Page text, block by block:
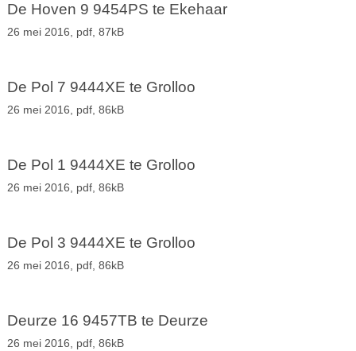
De Hoven 9 9454PS te Ekehaar
26 mei 2016, pdf, 87kB
De Pol 7 9444XE te Grolloo
26 mei 2016, pdf, 86kB
De Pol 1 9444XE te Grolloo
26 mei 2016, pdf, 86kB
De Pol 3 9444XE te Grolloo
26 mei 2016, pdf, 86kB
Deurze 16 9457TB te Deurze
26 mei 2016, pdf, 86kB